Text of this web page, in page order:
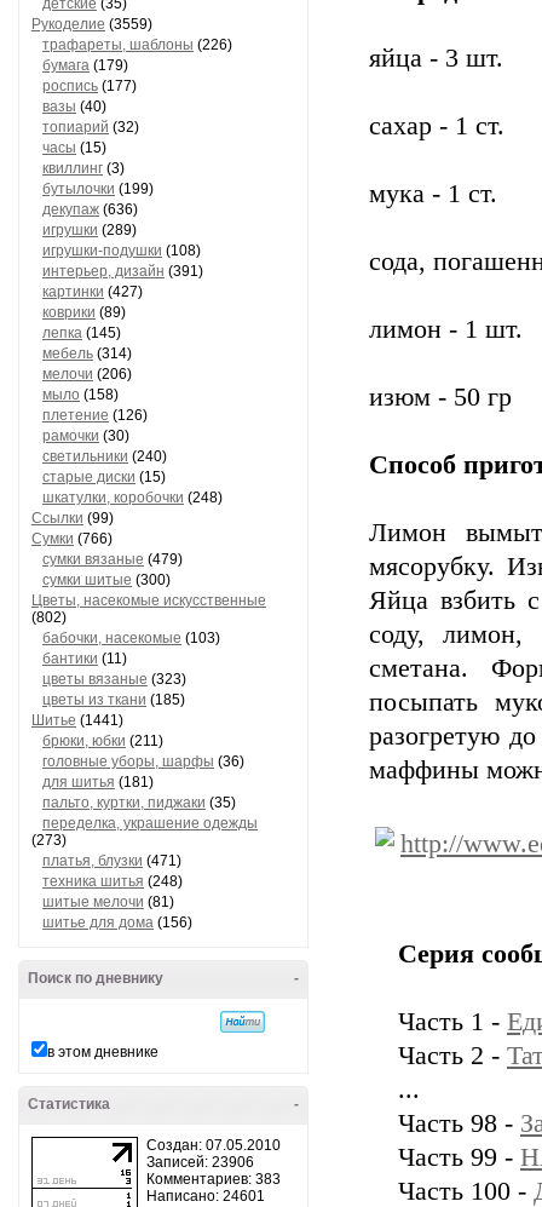
детские (35)
Рукоделие (3559)
трафареты, шаблоны (226)
бумага (179)
роспись (177)
вазы (40)
топиарий (32)
часы (15)
квиллинг (3)
бутылочки (199)
декупаж (636)
игрушки (289)
игрушки-подушки (108)
интерьер, дизайн (391)
картинки (427)
коврики (89)
лепка (145)
мебель (314)
мелочи (206)
мыло (158)
плетение (126)
рамочки (30)
светильники (240)
старые диски (15)
шкатулки, коробочки (248)
Ссылки (99)
Сумки (766)
сумки вязаные (479)
сумки шитые (300)
Цветы, насекомые искусственные
(802)
бабочки, насекомые (103)
бантики (11)
цветы вязаные (323)
цветы из ткани (185)
Шитье (1441)
брюки, юбки (211)
головные уборы, шарфы (36)
для шитья (181)
пальто, куртки, пиджаки (35)
переделка, украшение одежды
(273)
платья, блузки (471)
техника шитья (248)
шитые мелочи (81)
шитье для дома (156)
-
Поиск по дневнику
в этом дневнике
-
Статистика
Создан: 07.05.2010
Записей: 23906
Комментариев: 383
Написано: 24601
яйца - 3 шт.
сахар - 1 ст.
мука - 1 ст.
сода,
лимон - 1 шт.
изюм - 50 гр
Способ
Лимон
мясорубку.
Яйца взбить
соду, лимон,
сметана.
посыпать
разогретую
маффины
http://
Серия
Часть 1 -
Часть 2 -
...
Часть 98 -
Часть 99 -
Часть 100 -